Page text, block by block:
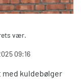
vær.
09:16
kuldebølger